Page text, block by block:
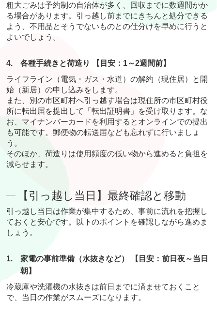
粗大ごみは予約制の自治体が多く、回収までに数週間かか
る場合があります。引っ越し前までにきちんと処分できる
よう、不用品とそうでないものとの仕分けを早めに行うと
よいでしょう。
4.
各種手続きと荷造り 【目安：1～2週間前】
ライフライン（電気・ガス・水道）の解約（現住居）と開
始（新居）の申し込みをします。
また、別の市区町村へ引っ越す場合は現住所の市区町村役
所に転出届を提出して「転出証明書」を受け取ります。な
お、マイナンバーカードを利用するとオンラインでの提出
も可能です。郵便物の転送届なども忘れずに行いましょ
う。
そのほか、荷造りは使用頻度の低い物から進めると負担を
減らせます。
【引っ越し当日】最終確認と移動
引っ越し当日は作業が集中するため、事前に流れを把握し
ておくと安心です。以下のポイントを確認しながら進めま
しょう。
1.
家電の事前準備（水抜きなど） 【目安：前日夜～当日
朝】
冷蔵庫や洗濯機の水抜きは前日までに済ませておくこと
で、当日の作業がスムーズになります。